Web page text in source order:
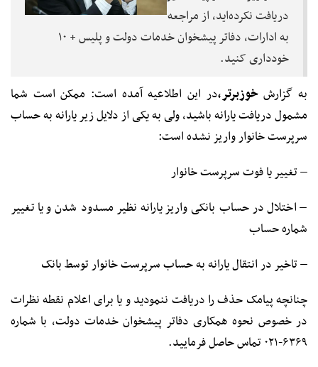
دریافت نکرده‌اید، از مراجعه
به ادارات، دفاتر پیشخوان خدمات دولت و پلیس + ۱۰
خودداری کنید.
به گزارشخوزبرتر،در این اطلاعیه آمده است: ممکن است شما
مشمول دریافت یارانه باشید، ولی به یکی از دلایل زیر یارانه به حساب
سرپرست خانوار واریز نشده است:
– تغییر یا فوت سرپرست خانوار
– اختلال در حساب بانکی واریز یارانه نظیر مسدود شدن و یا تغییر
شماره حساب
– تاخیر در انتقال یارانه به حساب سرپرست خانوار توسط بانک
چنانچه پیامک حذف را دریافت ننمودید و یا برای اعلام نقطه نظرات
در خصوص نحوه همکاری دفاتر پیشخوان خدمات دولت، با شماره
۶۳۶۹-۰۲۱ تماس حاصل فرمایید.